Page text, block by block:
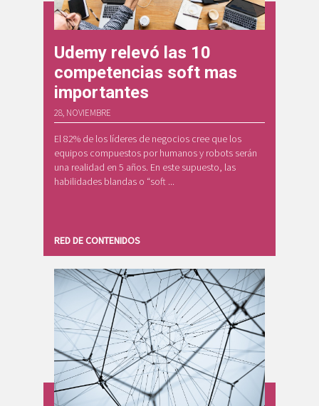
RED DE CONTENIDOS
Udemy relevó las 10
competencias soft mas
importantes
28, NOVIEMBRE
El 82% de los líderes de negocios cree que los
equipos compuestos por humanos y robots serán
una realidad en 5 años. En este supuesto, las
habilidades blandas o “soft ...